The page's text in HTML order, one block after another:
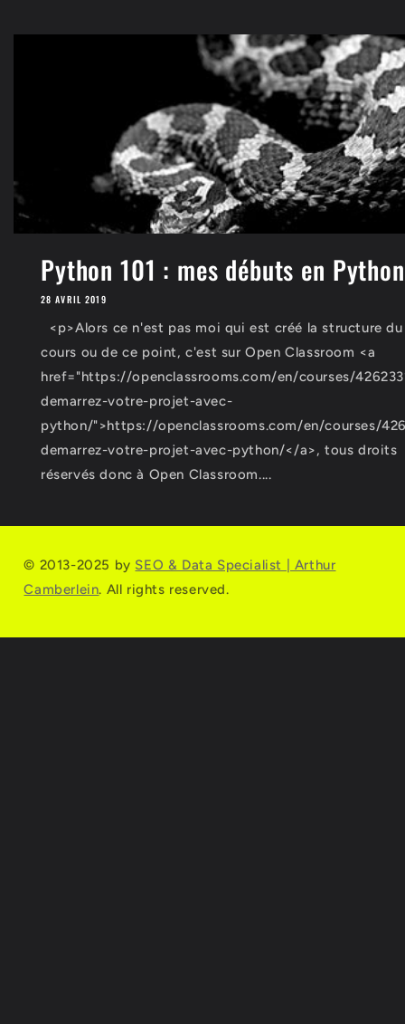
Python 101 : mes débuts en Python
28 AVRIL 2019
<p>Alors ce n'est pas moi qui est créé la structure du
cours ou de ce point, c'est sur Open Classroom <a
href="https://openclassrooms.com/en/courses/
demarrez-votre-projet-avec-
python/">https://openclassrooms.com/en/courses/
demarrez-votre-projet-avec-python/</a>, tous droits
réservés donc à Open Classroom....
© 2013-2025 by SEO & Data Specialist | Arthur
Camberlein. All rights reserved.